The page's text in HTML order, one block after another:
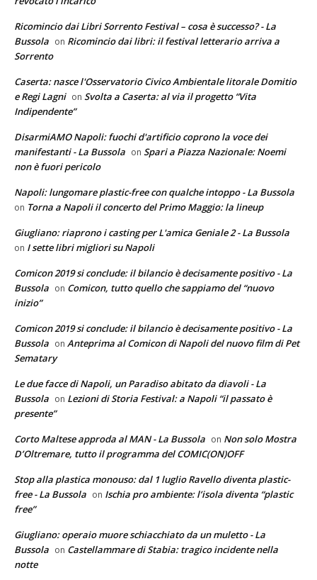
Ricomincio dai Libri Sorrento Festival – cosa è successo? - La
Bussola on Ricomincio dai libri: il festival letterario arriva a
Sorrento
Caserta: nasce l'Osservatorio Civico Ambientale litorale Domitio
e Regi Lagni on Svolta a Caserta: al via il progetto “Vita
Indipendente”
DisarmiAMO Napoli: fuochi d'artificio coprono la voce dei
manifestanti - La Bussola on Spari a Piazza Nazionale: Noemi
non è fuori pericolo
Napoli: lungomare plastic-free con qualche intoppo - La Bussola
on Torna a Napoli il concerto del Primo Maggio: la lineup
Giugliano: riaprono i casting per L'amica Geniale 2 - La Bussola
on I sette libri migliori su Napoli
Comicon 2019 si conclude: il bilancio è decisamente positivo - La
Bussola on Comicon, tutto quello che sappiamo del “nuovo
inizio”
Comicon 2019 si conclude: il bilancio è decisamente positivo - La
Bussola on Anteprima al Comicon di Napoli del nuovo film di Pet
Sematary
Le due facce di Napoli, un Paradiso abitato da diavoli - La
Bussola on Lezioni di Storia Festival: a Napoli “il passato è
presente”
Corto Maltese approda al MAN - La Bussola on Non solo Mostra
D’Oltremare, tutto il programma del COMIC(ON)OFF
Stop alla plastica monouso: dal 1 luglio Ravello diventa plastic-
free - La Bussola on Ischia pro ambiente: l’isola diventa “plastic
free”
Giugliano: operaio muore schiacchiato da un muletto - La
Bussola on Castellammare di Stabia: tragico incidente nella
notte